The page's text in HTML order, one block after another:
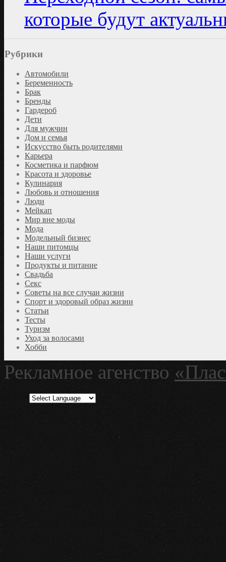
которые будут
Рубрики
Автомобили
Беременность
Брак
Бренды
Гардероб
Дети
Для мужчин
Дом и семья
Искусство быть родителями
Карьера
Косметика и парфюм
Красота и здоровье
Кулинария
Любовь и отношения
Люди
Мейкап
Мир вне моды
Мода
Модельный бизнес
Наши питомцы
Наши услуги
Продукты и питание
Свадьба
Секс
Советы на все случаи жизни
Спорт и здоровый образ жизни
Статьи
Тесты
Туризм
Уход за волосами
Хобби
Рекламное агенство